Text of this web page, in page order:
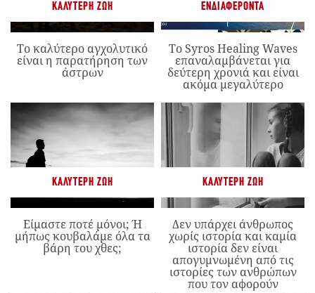
ΚΑΛΎΤΕΡΗ ΖΩΉ
Το καλύτερο αγχολυτικό
είναι η παρατήρηση των
άστρων
ΕΝΔΙΑΦΈΡΟΝΤΑ
Το Syros Healing Waves
επαναλαμβάνεται για
δεύτερη χρονιά και είναι
ακόμα μεγαλύτερο
ΚΑΛΎΤΕΡΗ ΖΩΉ
Είμαστε ποτέ μόνοι; Ή
μήπως κουβαλάμε όλα τα
βάρη του χθες;
ΚΑΛΎΤΕΡΗ ΖΩΉ
Δεν υπάρχει άνθρωπος
χωρίς ιστορία και καμία
ιστορία δεν είναι
απογυμνωμένη από τις
ιστορίες των ανθρώπων
που τον αφορούν